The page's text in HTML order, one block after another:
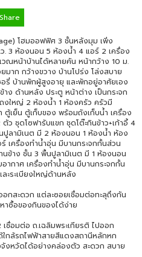
โฮมออฟฟิศ 3 ชั้นหลังมุม เพิ่ง
3 ห้องนอน 5 ห้องน้ำ 4 แอร์ 2 เครื่อง
ณหน้าบ้านได้หลายคัน หน้ากว้าง 10 ม.
าก กว้างขวาง บ้านโปร่ง โล่งสบาย
รี่ บ้านพักผู้สูงอายุ และพักอยู่อาศัยเอง
ง ด้านหลัง ประตู หน้าต่าง เป็นกระจก
งใหญ่ 2 ห้องน้ำ 1 ห้องครัว ครัวมี
ตู้เย็น ตู้เก็บของ พร้อมถังเก็บน้ำ เครื่อง
ว ชุดโซฟารับแขก ชุดโต๊ะกินข้าว+เก้าอี้ 4
ปูลามิเนต มี 2 ห้องนอน 1 ห้องน้ำ ห้อง
เครื่องทำน้ำอุ่น มีบานกระจกกั้นส่วน
นข้าง ชั้น 3 พื้นปูลามิเนต มี 1 ห้องนอน
กาศ เครื่องทำน้ำอุ่น มีบานกระจกกั้น
ะระเบียงใหญ่ด้านหลัง
อกสะดวก แต่ละซอยเชื่อมต่อทะลุถึงกัน
าซื้อของกินของได้ง่าย
ชื่อมต่อ ถ.เฉลิมพระเกียรติ ไปออก
กล้รถไฟฟ้าสายสีแดงสถานีหลักหก
งหวัดได้อย่างคล่องตัว สะดวก สบาย